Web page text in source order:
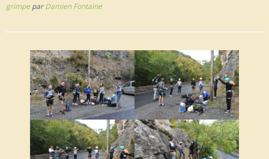
grimpe parDamien Fontaine